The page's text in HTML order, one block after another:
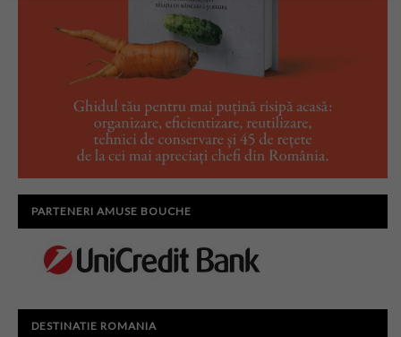
PARTENERI AMUSE BOUCHE
DESTINATIE ROMANIA